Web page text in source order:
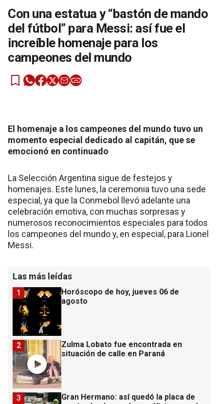
Con una estatua y “bastón de mando
del fútbol” para Messi: así fue el
increíble homenaje para los
campeones del mundo
El homenaje a los campeones del mundo tuvo un
momento especial dedicado al capitán, que se
emocionó en continuado
La Selección Argentina sigue de festejos y
homenajes. Este lunes, la ceremonia tuvo una sede
especial, ya que la Conmebol llevó adelante una
celebración emotiva, con muchas sorpresas y
numerosos reconocimientos especiales para todos
los campeones del mundo y, en especial, para Lionel
Messi.
Las más leídas
Horóscopo de hoy, jueves 06 de
agosto
1
Zulma Lobato fue encontrada en
situación de calle en Paraná
2
Gran Hermano: así quedó la placa de
3